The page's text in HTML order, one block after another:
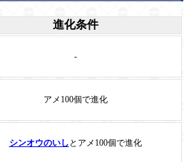
進化条件
-
アメ100個で進化
シンオウのいし とアメ100個で進化